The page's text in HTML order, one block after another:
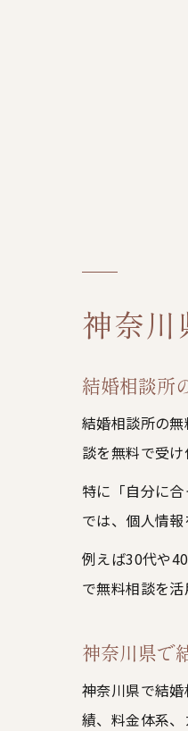
神奈川
結婚相談所
結婚相談所の
談を無料で受
特に「自分に
では、個人情
例えば30代や
で無料相談を
神奈川県で
神奈川県で結
績、料金体系、